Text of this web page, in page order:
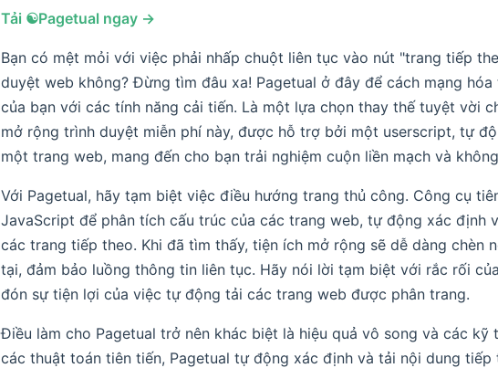
Tải ☯️Pagetual ngay →
Bạn có mệt mỏi với việc phải nhấp chuột liên tục vào nút "trang tiếp
duyệt web không? Đừng tìm đâu xa! Pagetual ở đây để cách mạng
của bạn với các tính năng cải tiến. Là một lựa chọn thay thế tuyệt vời
mở rộng trình duyệt miễn phí này, được hỗ trợ bởi một userscript, tự
một trang web, mang đến cho bạn trải nghiệm cuộn liền mạch và
Với Pagetual, hãy tạm biệt việc điều hướng trang thủ công. Công cụ
JavaScript để phân tích cấu trúc của các trang web, tự động xác định
các trang tiếp theo. Khi đã tìm thấy, tiện ích mở rộng sẽ dễ dàng chèn
tại, đảm bảo luồng thông tin liên tục. Hãy nói lời tạm biệt với rắc rối
đón sự tiện lợi của việc tự động tải các trang web được phân trang.
Điều làm cho Pagetual trở nên khác biệt là hiệu quả vô song và các kỹ
các thuật toán tiên tiến, Pagetual tự động xác định và tải nội dung tiếp